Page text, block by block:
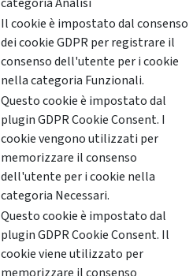
Il cookie è impostato dal consenso
dei cookie GDPR per registrare il
consenso dell'utente per i cookie
nella categoria Funzionali.
Questo cookie è impostato dal
plugin GDPR Cookie Consent. I
cookie vengono utilizzati per
memorizzare il consenso
dell'utente per i cookie nella
categoria Necessari.
Questo cookie è impostato dal
plugin GDPR Cookie Consent. Il
cookie viene utilizzato per